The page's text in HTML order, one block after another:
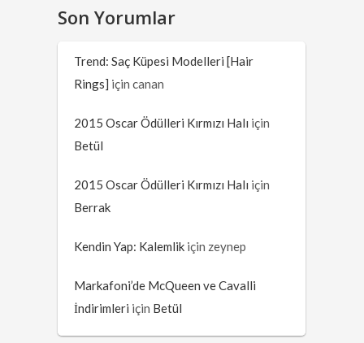
Son Yorumlar
Trend: Saç Küpesi Modelleri [Hair
Rings] içincanan
2015 Oscar Ödülleri Kırmızı Halı için
Betül
2015 Oscar Ödülleri Kırmızı Halı için
Berrak
Kendin Yap: Kalemlik için zeynep
Markafoni’de McQueen ve Cavalli
İndirimleri için Betül